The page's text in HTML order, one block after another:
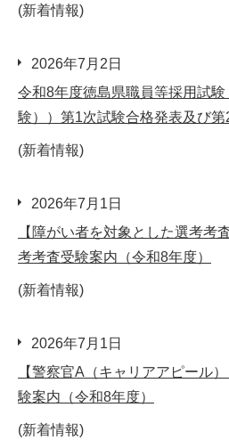
(新着情報)
2026年7月2日
令和8年度徳島県職員等採用試
験））第1次試験合格発表及び
(新着情報)
2026年7月1日
【障がい者を対象とした選考考
考考査受験案内（令和8年度）
(新着情報)
2026年7月1日
【警察官A（キャリアアピール
験案内（令和8年度）
(新着情報)